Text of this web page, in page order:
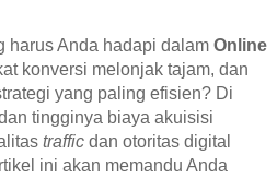
harus Anda hadapi dalam Online
konversi melonjak tajam, dan
yang paling efisien? Di
tingginya biaya akuisisi
trafficdan otoritas digital
ini akan memandu Anda